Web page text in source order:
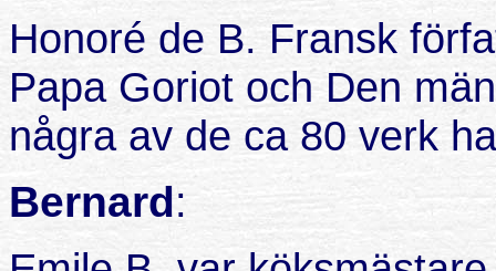
Honoré de B. Fransk
Papa Goriot och Den
några av de ca 80 verk
Bernard: